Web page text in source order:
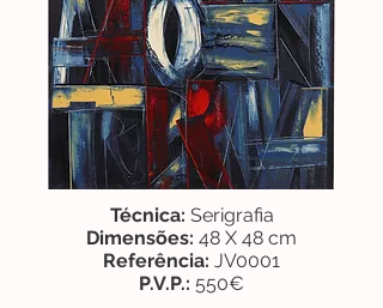
Técnica: Serigrafia
Dimensões: 48 X 48 cm
Referência: JV0001
P.V.P.: 550€